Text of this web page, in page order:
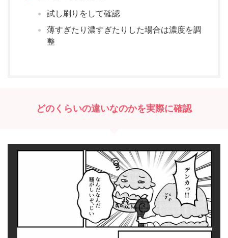
試し刷りをして確認
薄すぎたり濃すぎたりした場合は濃度を調
整
どのくらいの違いなのかを実際に確認